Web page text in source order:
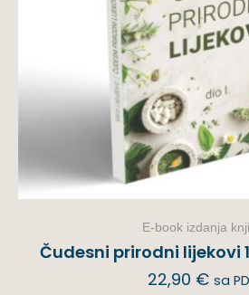
E-book izdanja
Čudesni prirodni lijekovi
22,90 € sa